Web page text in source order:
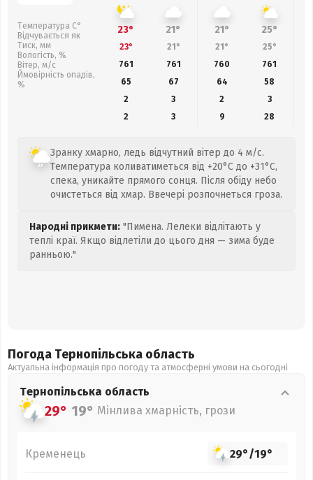
Температура С°
Відчувається як
Тиск, мм
Вологість, %
Вітер, м/с
Ймовірність опадів,
%
23° 21° 21° 25°
23° 21° 21° 25°
761
761 760 761
65
67 64 58
2
3 2
3
2
3 9 28
Зранку хмарно, ледь відчутний вітер до 4 м/с.
Температура коливатиметься від +20°C до +31°C,
спека, уникайте прямого сонця. Після обіду небо
очистеться від хмар. Ввечері розпочнеться гроза.
Народні прикмети: "Пимена. Лелеки відлітають у
теплі краї. Якщо відлетіли до цього дня — зима буде
ранньою."
Погода Тернопільська область
Актуальна інформація про погоду та атмосферні умови на сьогодні
Тернопільська область
29° 19° Мінлива хмарність, грози
Кременець 29°/19°